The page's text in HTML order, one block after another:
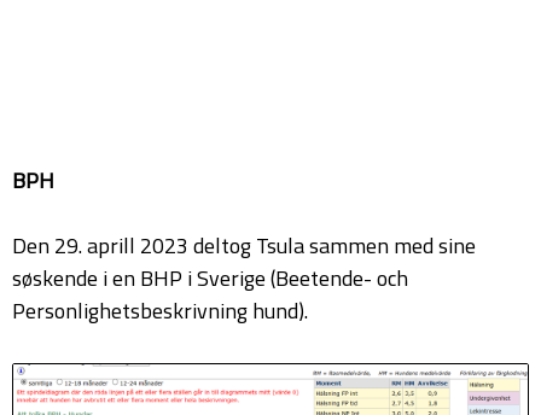
BPH
Den 29. aprill 2023 deltog Tsula sammen med sine
søskende i en BHP i Sverige (Beetende- och
Personlighetsbeskrivning hund).